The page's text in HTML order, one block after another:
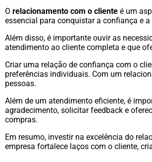
O relacionamento com o cliente é um
essencial para conquistar a confiança e
Além disso, é importante ouvir as
atendimento ao cliente completa e que
Criar uma relação de confiança com o
preferências individuais. Com um
pessoas.
Além de um atendimento eficiente, é
agradecimento, solicitar feedback e
compras.
Em resumo, investir na excelência do
empresa fortalece laços com o cliente,